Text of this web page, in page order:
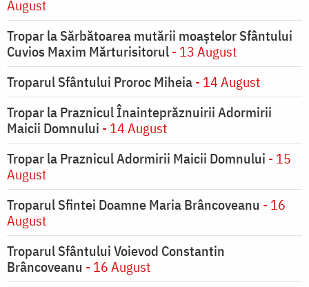
August
Tropar la Sărbătoarea mutării moaştelor Sfântului
Cuvios Maxim Mărturisitorul- 13 August
Troparul Sfântului Proroc Miheia- 14 August
Tropar la Praznicul Înainteprăznuirii Adormirii
Maicii Domnului - 14 August
Tropar la Praznicul Adormirii Maicii Domnului - 15
August
Troparul Sfintei Doamne Maria Brâncoveanu - 16
August
Troparul Sfântului Voievod Constantin
Brâncoveanu - 16 August